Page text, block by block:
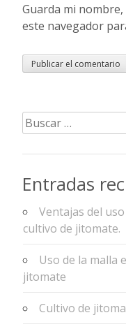
Guarda mi
este navegador
Buscar:
Entradas
Ventajas del
cultivo de jitomate.
Uso de la malla
jitomate
Cultivo de